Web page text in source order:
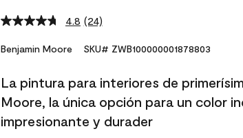
4.8 Read
Reviews.
link.
(24)
Benjamin Moore SKU# ZWB100000001878803
La pintura para interiores de
Moore, la única opción para un color
impresionante y durader